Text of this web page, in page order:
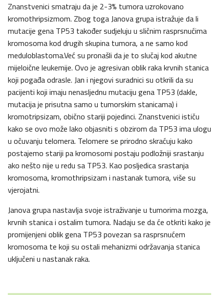
Znanstvenici smatraju da je 2-3% tumora uzrokovano
kromothripsizmom. Zbog toga Janova grupa istražuje da li
mutacije gena TP53 također sudjeluju u sličnim rasprsnućima
kromosoma kod drugih skupina tumora, a ne samo kod
meduloblastoma.Već su pronašli da je to slučaj kod akutne
mijeloične leukemije. Ovo je agresivan oblik raka krvnih stanica
koji pogađa odrasle. Jan i njegovi suradnici su otkrili da su
pacijenti koji imaju nenasljednu mutaciju gena TP53 (dakle,
mutacija je prisutna samo u tumorskim stanicama) i
kromotripsizam, obično stariji pojedinci. Znanstvenici ističu
kako se ovo može lako objasniti s obzirom da TP53 ima ulogu
u očuvanju telomera. Telomere se prirodno skraćuju kako
postajemo stariji pa kromosomi postaju podložniji srastanju
ako nešto nije u redu sa TP53. Kao posljedica srastanja
kromosoma, kromothripsizam i nastanak tumora, više su
vjerojatni.
Janova grupa nastavlja svoje istraživanje u tumorima mozga,
krvnih stanica i ostalim tumora. Nadaju se da će otkriti kako je
promijenjeni oblik gena TP53 povezan sa rasprsnućem
kromosoma te koji su ostali mehanizmi održavanja stanica
uključeni u nastanak raka.